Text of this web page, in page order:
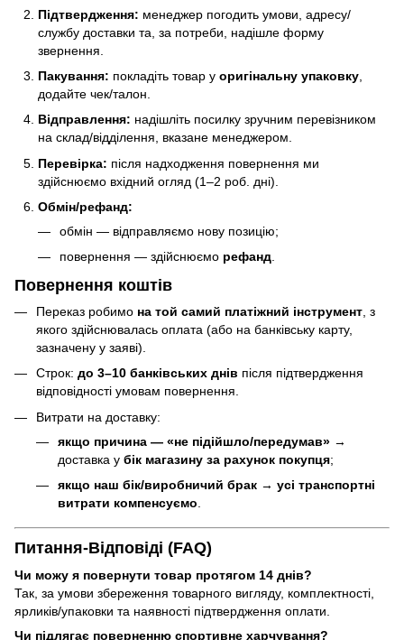
Підтвердження: менеджер погодить умови, адресу/
службу доставки та, за потреби, надішле форму
звернення.
Пакування: покладіть товар у оригінальну упаковку
додайте чек/талон.
Відправлення: надішліть посилку зручним перевізником
на склад/відділення, вказане менеджером.
Перевірка: після надходження повернення ми
здійснюємо вхідний огляд (1–2 роб. дні).
Обмін/рефанд:
обмін — відправляємо нову позицію;
повернення — здійснюємо рефанд.
Повернення коштів
Переказ робимо на той самий платіжний інструмент , з
якого здійснювалась оплата (або на банківську карту,
зазначену у заяві).
Строк: до 3–10 банківських днів після підтвердження
відповідності умовам повернення.
Витрати на доставку:
якщо причина — «не підійшло/передумав» →
доставка у бік магазину за рахунок покупця;
якщо наш бік/виробничий брак → усі транспортні
витрати компенсуємо.
Питання-Відповіді (FAQ)
Чи можу я повернути товар протягом 14 днів?
Так, за умови збереження товарного вигляду, комплектності,
ярликів/упаковки та наявності підтвердження оплати.
Чи підлягає поверненню спортивне харчування?